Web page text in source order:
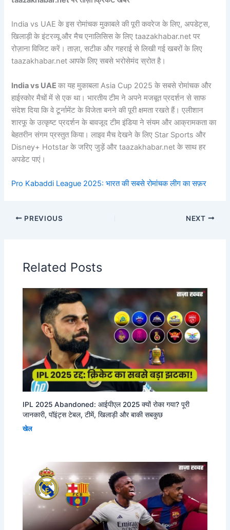
India vs UAE के इस रोमांचक मुकाबले की पूरी कवरेज के लिए, अपडेट्स,
खिलाड़ी के इंटरव्यू और मैच एनालिसिस के लिए taazakhabar.net पर
रोज़ाना विजिट करें। ताज़ा, सटीक और गहराई से लिखी गई खबरों के लिए
taazakhabar.net आपके लिए सबसे भरोसेमंद स्रोत है।
India vs UAEका यह मुकाबला Asia Cup 2025 के सबसे रोमांचक और
हाईस्कोर मैचों में से एक था। भारतीय टीम ने अपने मजबूत प्रदर्शन से साफ
संदेश दिया कि वे टूर्नामेंट के विजेता बनने की पूरी क्षमता रखते हैं। एलीशान
शारफू के उत्कृष्ट प्रदर्शन के बावजूद टीम इंडिया ने संयम और आक्रामकता का
बेहतरीन संगम प्रस्तुत किया। लाइव मैच देखने के लिए Star Sports और
Disney+ Hotstar के जरिए जुड़ें और taazakhabar.net के साथ हर
अपडेट पाएं।
Pro Kabaddi League 2025: भारत की सबसे रोमांचक लीग का सफ़र
PREVIOUS NEXT
Related Posts
IPL 2025 Abandoned: आईपीएल 2025 क्यों रोका गया? पूरी
जानकारी, पॉइंट्स टेबल, टीमें, खिलाड़ी और बाकी सबकुछ
खेल